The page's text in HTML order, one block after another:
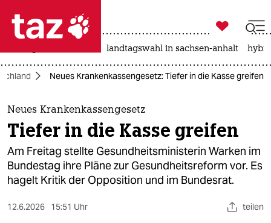
 taz zahl ich
taz zahl ich
themen
politik
öko
gesellschaft

taz zahl ich
landtagswahl in sachsen-anhalt
Neues Krankenkassengesetz: Tiefer in die Kasse greifen
Neues Krankenkassengesetz
Tiefer in die Kasse greifen
Am Freitag stellte Gesundheitsministerin Warken im
Bundestag ihre Pläne zur Gesundheitsreform vor. Es
hagelt Kritik der Opposition und im Bundesrat.
12.6.2026 15:51 Uhr teilen